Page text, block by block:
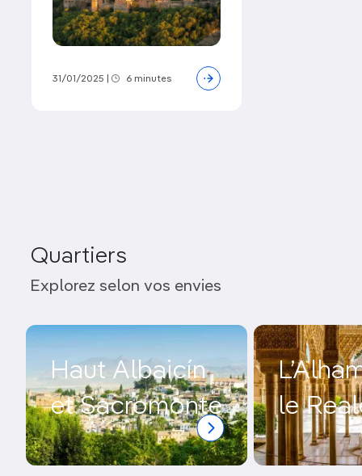
31/01/2025 6 minutes
Quartiers
Explorez selon vos envies
Haut Albaicín
et Sacromonte
le